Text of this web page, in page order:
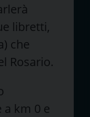
libretti,
che
Rosario.
km 0 e